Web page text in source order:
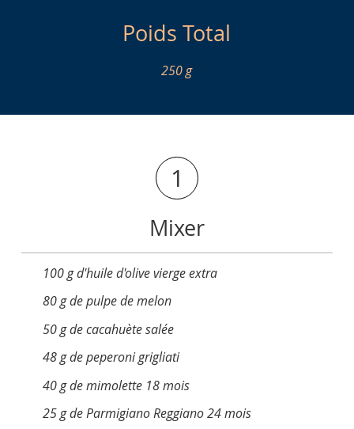
Poids Total
250 g
1
Mixer
100 g d'huile d'olive vierge extra
80 g de pulpe de melon
50 g de cacahuète salée
48 g de peperoni grigliati
40 g de mimolette 18 mois
25 g de Parmigiano Reggiano 24 mois